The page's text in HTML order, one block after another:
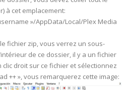
à cet emplacement:
»/AppData/Local/Plex Media
fichier zip, vous verrez un sous-
de ce dossier, il y a un fichier
clic droit sur ce fichier et sélectionnez
++ », vous remarquerez cette image: